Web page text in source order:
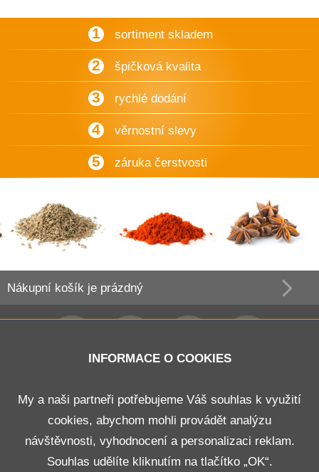
1 sortiment skladem
2 špičková kvalita
3 rychlé dodání
4 věrnostní slevy
5 záruka čerstvosti
Nákupní košík je prázdný
Obchodní podmínky
Doprava a platba
Odstoupení od smlouvy
INFORMACE O COOKIES
My a naši partneři potřebujeme Váš souhlas k využití
cookies, abychom mohli provádět analýzu
návštěvnosti, vyhodnocení a personalizaci reklam.
Souhlas udělíte kliknutím na tlačítko „OK“.